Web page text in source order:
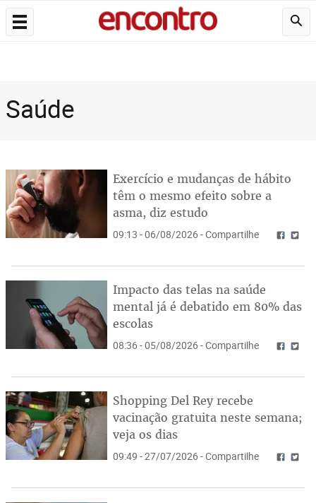
Saúde
Exercício e mudanças de hábito
têm o mesmo efeito sobre a
asma, diz estudo
09:13 - 06/08/2026 - Compartilhe
Impacto das telas na saúde
mental já é debatido em 80% das
escolas
08:36 - 05/08/2026 - Compartilhe
Shopping Del Rey recebe
vacinação gratuita neste semana;
veja os dias
09:49 - 27/07/2026 - Compartilhe